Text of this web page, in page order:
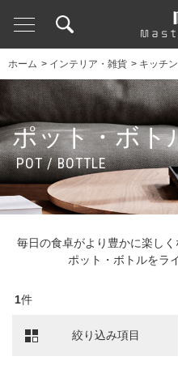
ホーム > インテリア・雑貨 > キッチ
ポット・ボト
POT / BOTTLE
毎日の食卓がより豊かに楽し
ポット・ボトルをラ
1件
絞り込み項目